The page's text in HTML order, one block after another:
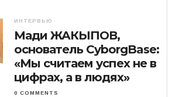
ИНТЕРВЬЮ
Мади ЖАКЫПОВ,
основатель CyborgBase:
«Мы считаем успех не в
цифрах, а в людях»
0 COMMENTS